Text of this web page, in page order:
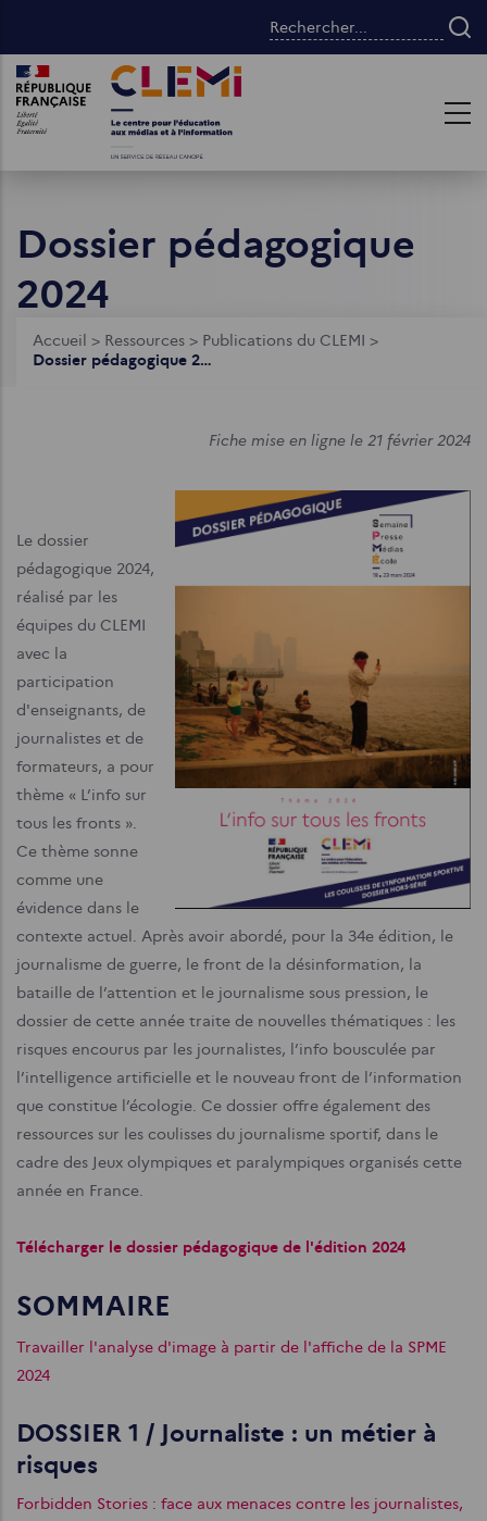
contenu
principal
Rechercher...
Images Images
Dossier pédagogique
2024
Fil
Accueil > Ressources > Publications du CLEMI >
Dossier pédagogique 2024
Fiche mise en ligne le 21 février 2024
Le dossier
pédagogique 2024,
réalisé par les
équipes du CLEMI
avec la
participation
d'enseignants, de
journalistes et de
formateurs, a pour
thème « L’info sur
tous les fronts ».
Ce thème sonne
comme une
évidence dans le
contexte actuel. Après avoir abordé, pour la 34e édition, le
journalisme de guerre, le front de la désinformation, la
bataille de l’attention et le journalisme sous pression, le
dossier de cette année traite de nouvelles thématiques : les
risques encourus par les journalistes, l’info bousculée par
l’intelligence artificielle et le nouveau front de l’information
que constitue l’écologie. Ce dossier offre également des
ressources sur les coulisses du journalisme sportif, dans le
cadre des Jeux olympiques et paralympiques organisés cette
année en France.
Télécharger le dossier pédagogique de l'édition 2024
SOMMAIRE
Travailler l'analyse d'image à partir de l'affiche de la SPME
2024
DOSSIER 1 / Journaliste : un métier à
risques
Forbidden Stories : face aux menaces contre les journalistes,